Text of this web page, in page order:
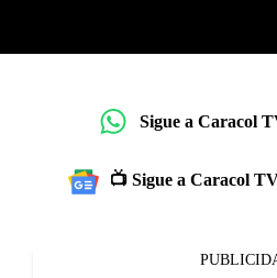
Sigue a Caracol
📺 Sigue a Caracol